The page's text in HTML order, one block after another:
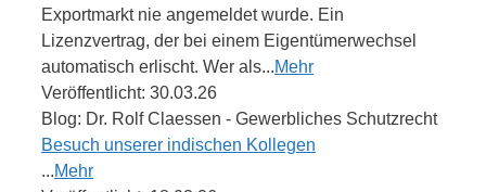
Exportmarkt nie angemeldet wurde. Ein
Lizenzvertrag, der bei einem Eigentümerwechsel
automatisch erlischt. Wer als...Mehr
Veröffentlicht: 30.03.26
Blog: Dr. Rolf Claessen - Gewerbliches Schutzrecht
Besuch unserer indischen Kollegen
...Mehr